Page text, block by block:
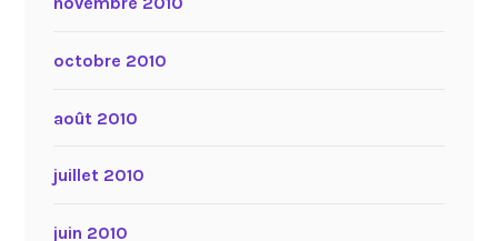
octobre 2010
août 2010
juillet 2010
juin 2010